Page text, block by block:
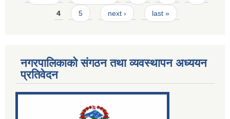
4 5 next › last »
नगरपालिकाको संगठन तथा व्यवस्थापन अध्ययन
प्रतिवेदन